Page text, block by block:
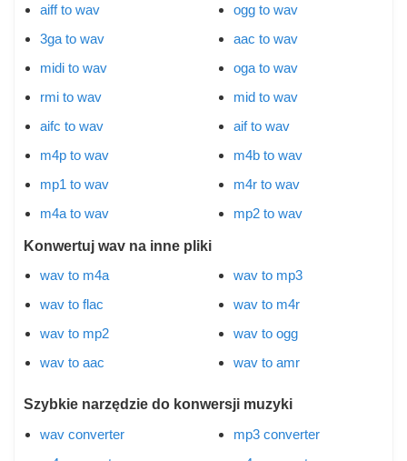
aiff to wav
3ga to wav
midi to wav
rmi to wav
aifc to wav
m4p to wav
mp1 to wav
m4a to wav
ogg to wav
aac to wav
oga to wav
mid to wav
aif to wav
m4b to wav
m4r to wav
mp2 to wav
Konwertuj wav na inne pliki
wav to m4a
wav to flac
wav to mp2
wav to aac
wav to mp3
wav to m4r
wav to ogg
wav to amr
Szybkie narzędzie do konwersji muzyki
wav converter
mp3 converter